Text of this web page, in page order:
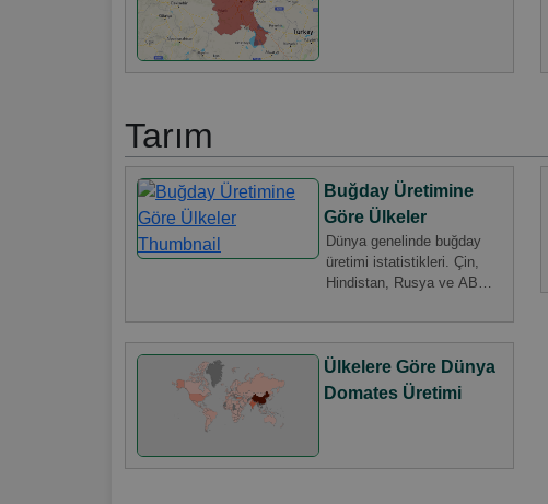
Tarım
Buğday Üretimine
Göre Ülkeler
Dünya genelinde buğday
üretimi istatistikleri. Çin,
Hindistan, Rusya ve ABD
Türkiye'nin buğday üretim
rakamları. FAO 2023
verilerine göre küresel
buğday üretimi analizi.
Ülkelere Göre Dünya
Domates Üretimi